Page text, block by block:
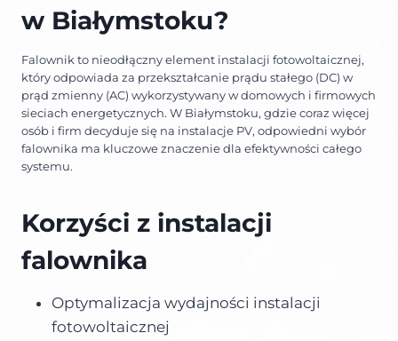
w Białymstoku?
Falownik to nieodłączny element instalacji fotowoltaicznej,
który odpowiada za przekształcanie prądu stałego (DC) w
prąd zmienny (AC) wykorzystywany w domowych i firmowych
sieciach energetycznych. W Białymstoku, gdzie coraz więcej
osób i firm decyduje się na instalacje PV, odpowiedni wybór
falownika ma kluczowe znaczenie dla efektywności całego
systemu.
Korzyści z instalacji
falownika
Optymalizacja wydajności instalacji
fotowoltaicznej